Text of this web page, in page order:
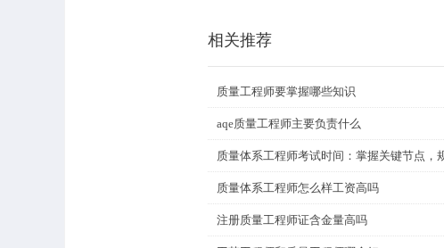
相关推荐
质量工程师要掌握哪些知识
aqe质量工程师主要负责什么
质量体系工程师怎么样工资高吗
注册质量工程师证含金量高吗